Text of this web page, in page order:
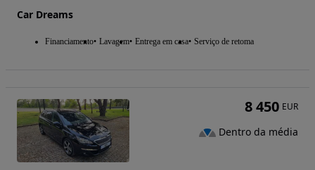
Car Dreams
Financiamento Lavagem Entrega em casa Serviço de retoma
8 450 EUR
Dentro da média